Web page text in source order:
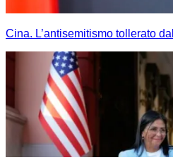
Cina. L’antisemitismo tollerato